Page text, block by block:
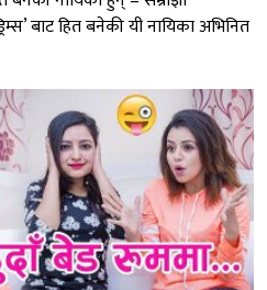
बाट हित बनेकी यी नायिका अभिनित